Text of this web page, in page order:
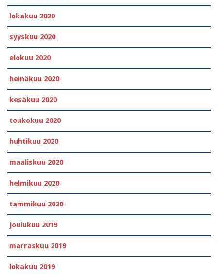
lokakuu 2020
syyskuu 2020
elokuu 2020
heinäkuu 2020
kesäkuu 2020
toukokuu 2020
huhtikuu 2020
maaliskuu 2020
helmikuu 2020
tammikuu 2020
joulukuu 2019
marraskuu 2019
lokakuu 2019